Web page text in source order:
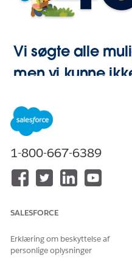
Vi søgte alle
men vi kunne
1-800-667-6389
SALESFORCE
Erklæring om beskyttelse af
personlige oplysninger